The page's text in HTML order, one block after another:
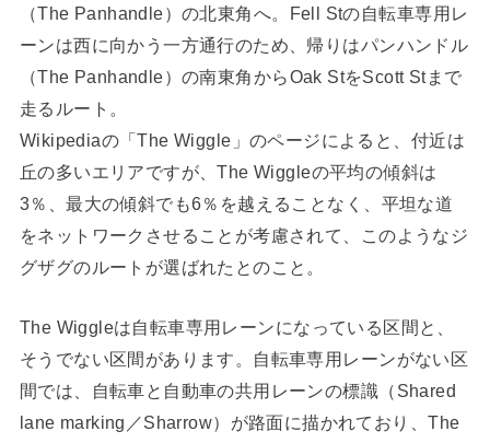
（The Panhandle）の北東角へ。Fell Stの自転車専用レ
ーンは西に向かう一方通行のため、帰りはパンハンドル
（The Panhandle）の南東角からOak StをScott Stまで
走るルート。
Wikipediaの「The Wiggle」のページによると、付近は
丘の多いエリアですが、The Wiggleの平均の傾斜は
3％、最大の傾斜でも6％を越えることなく、平坦な道
をネットワークさせることが考慮されて、このようなジ
グザグのルートが選ばれたとのこと。
The Wiggleは自転車専用レーンになっている区間と、
そうでない区間があります。自転車専用レーンがない区
間では、自転車と自動車の共用レーンの標識（Shared
lane marking／Sharrow）が路面に描かれており、The